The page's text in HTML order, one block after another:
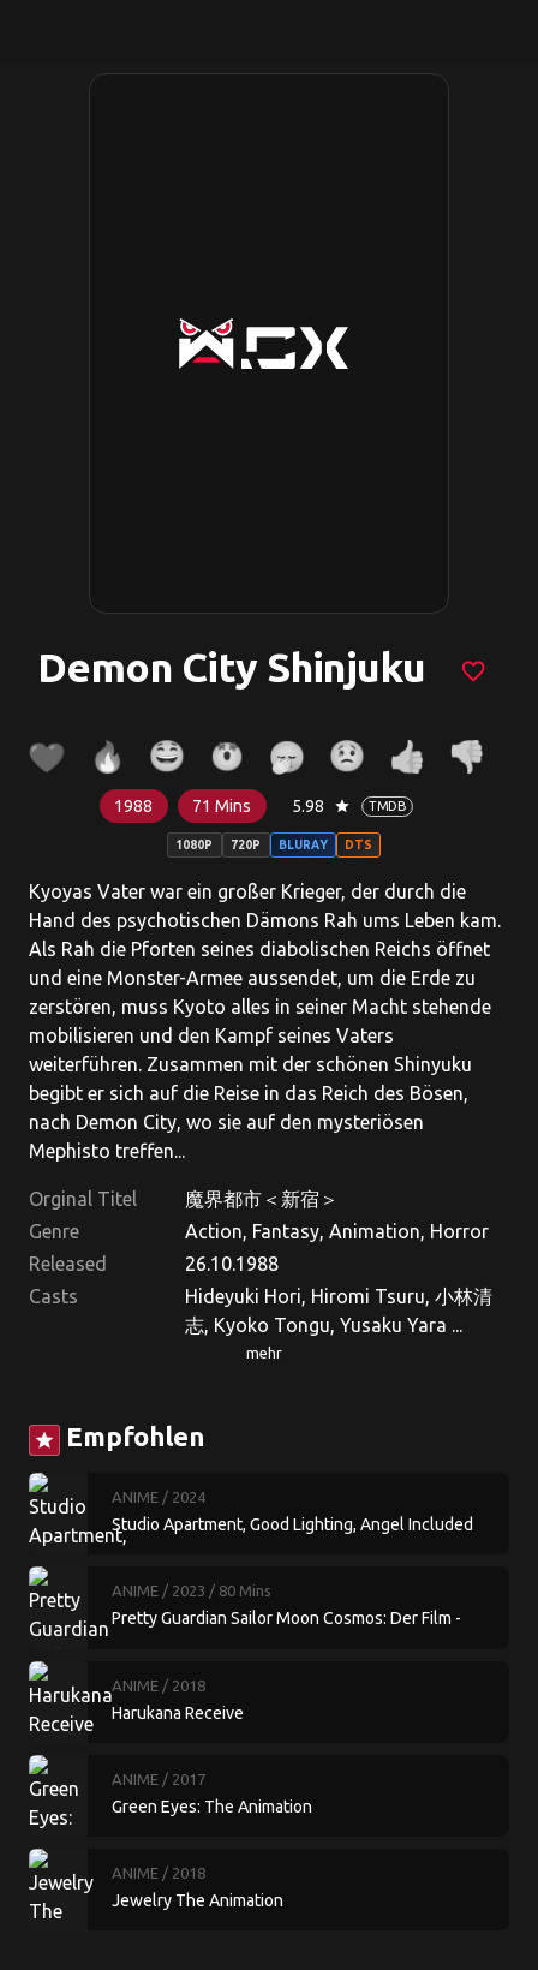
Demon City Shinjuku favorite_border
1988 71 Mins 5.98 star TMDB
1080P 720P BLURAY DTS
Kyoyas Vater war ein großer Krieger, der durch die
Hand des psychotischen Dämons Rah ums Leben kam.
Als Rah die Pforten seines diabolischen Reichs öffnet
und eine Monster-Armee aussendet, um die Erde zu
zerstören, muss Kyoto alles in seiner Macht stehende
mobilisieren und den Kampf seines Vaters
weiterführen. Zusammen mit der schönen Shinyuku
begibt er sich auf die Reise in das Reich des Bösen,
nach Demon City, wo sie auf den mysteriösen
Mephisto treffen...
Orginal Titel
魔界都市＜新宿＞
Genre
Action, Fantasy, Animation, Horror
Released
26.10.1988
Casts
Hideyuki Hori, Hiromi Tsuru, 小林清
志, Kyoko Tongu, Yusaku Yara ...
mehr
star Empfohlen
ANIME / 2024
Studio Apartment, Good Lighting, Angel Included
ANIME / 2023 / 80 Mins
Pretty Guardian Sailor Moon Cosmos: Der Film -
ANIME / 2018
Harukana Receive
ANIME / 2017
Green Eyes: The Animation
ANIME / 2018
Jewelry The Animation